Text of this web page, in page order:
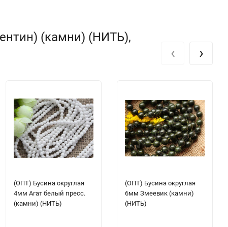
(камни) (НИТЬ),
(ОПТ) Бусина округлая
4мм Агат белый пресс.
(камни) (НИТЬ)
(ОПТ) Бусина округлая
6мм Змеевик (камни)
(НИТЬ)
‹ ›